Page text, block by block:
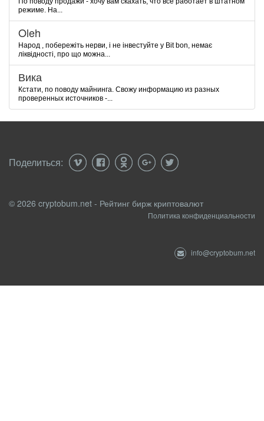
режиме. На...
Oleh
Народ , побережіть нерви, і не інвестуйте у Bit bon, немає
ліквідності, про що можна...
Вика
Кстати, по поводу майнинга. Свожу информацию из разных
проверенных источников -...
Поделиться:
© 2026 cryptobum.net - Рейтинг бирж криптовалют
Политика конфиденциальности
info@cryptobum.net